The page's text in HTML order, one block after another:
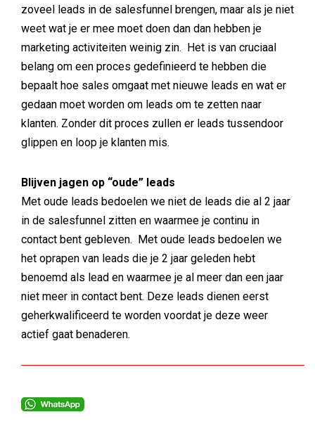
zoveel leads in de salesfunnel brengen, maar als je niet
weet wat je er mee moet doen dan dan hebben je
marketing activiteiten weinig zin. Het is van cruciaal
belang om een proces gedefinieerd te hebben die
bepaalt hoe sales omgaat met nieuwe leads en wat er
gedaan moet worden om leads om te zetten naar
klanten. Zonder dit proces zullen er leads tussendoor
glippen en loop je klanten mis.
Blijven jagen op “oude” leads
Met oude leads bedoelen we niet de leads die al 2 jaar
in de salesfunnel zitten en waarmee je continu in
contact bent gebleven. Met oude leads bedoelen we
het oprapen van leads die je 2 jaar geleden hebt
benoemd als lead en waarmee je al meer dan een jaar
niet meer in contact bent. Deze leads dienen eerst
geherkwalificeerd te worden voordat je deze weer
actief gaat benaderen.